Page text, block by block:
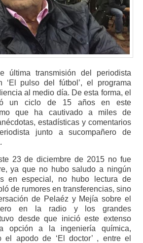
última transmisión del periodista
‘El pulso del fútbol’, el programa
al medio día. De esta forma, el
un ciclo de 15 años en este
que ha cautivado a miles de
estadísticas y comentarios
junto a sucompañero de
23 de diciembre de 2015 no fue
ya que no hubo saludo a ningún
en especial, no hubo lectura de
de rumores en transferencias, sino
de Pelaéz y Mejía sobre el
en la radio y los grandes
desde que inició este extenso
opción a la ingeniería química,
el apodo de ‘El doctor’ , entre el